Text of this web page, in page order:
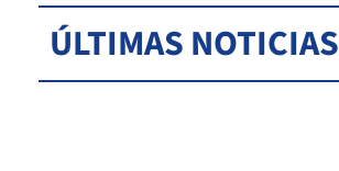
ÚLTIMAS NOTICIAS